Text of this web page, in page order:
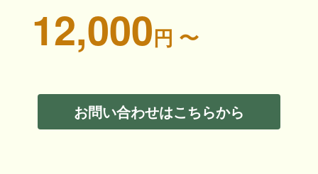
12,000円 〜
お問い合わせはこちらから